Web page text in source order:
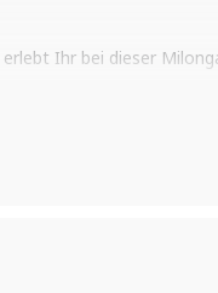
Ihr bei dieser
auf der Milonga del